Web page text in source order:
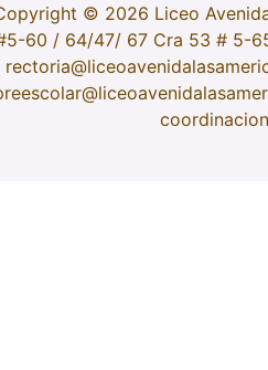
© 2026 Liceo
60 / 64/47/ 67 Cra 53 # 5-